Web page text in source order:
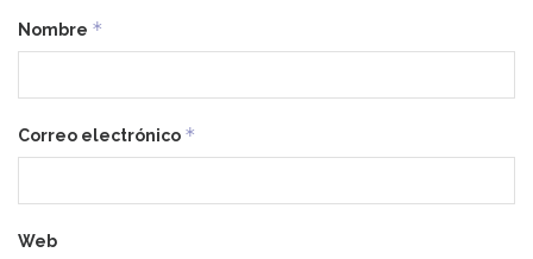
Nombre *
Correo electrónico *
Web